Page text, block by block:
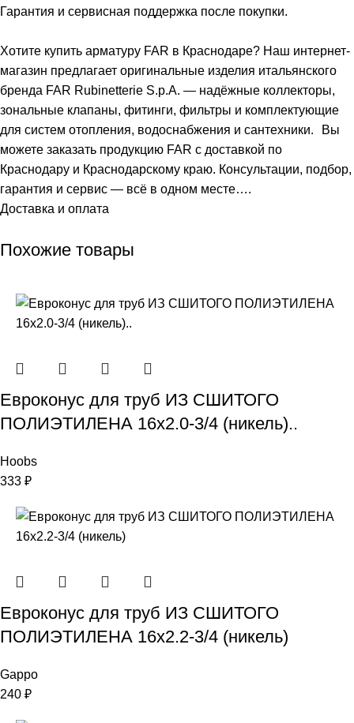
Гарантия и сервисная поддержка после покупки.
Хотите купить арматуру FAR в Краснодаре? Наш интернет-
магазин предлагает оригинальные изделия итальянского
бренда FAR Rubinetterie S.p.A. — надёжные коллекторы,
зональные клапаны, фитинги, фильтры и комплектующие
для систем отопления, водоснабжения и сантехники. Вы
можете заказать продукцию FAR с доставкой по
Краснодару и Краснодарскому краю. Консультации, подбор,
гарантия и сервис — всё в одном месте….
Доставка и оплата
Похожие товары
Евроконус для труб ИЗ СШИТОГО
ПОЛИЭТИЛЕНА 16х2.0-3/4 (никель)..
Hoobs
333 ₽
Евроконус для труб ИЗ СШИТОГО
ПОЛИЭТИЛЕНА 16х2.2-3/4 (никель)
Gappo
240 ₽